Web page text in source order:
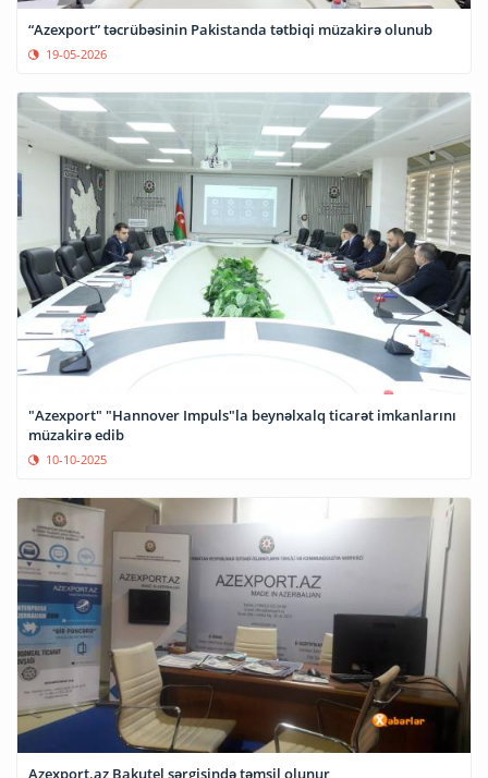
“Azexport” təcrübəsinin Pakistanda tətbiqi müzakirə olunub
19-05-2026
"Azexport" "Hannover Impuls"la beynəlxalq ticarət imkanlarını
müzakirə edib
10-10-2025
Azexport.az Bakutel sərgisində təmsil olunur